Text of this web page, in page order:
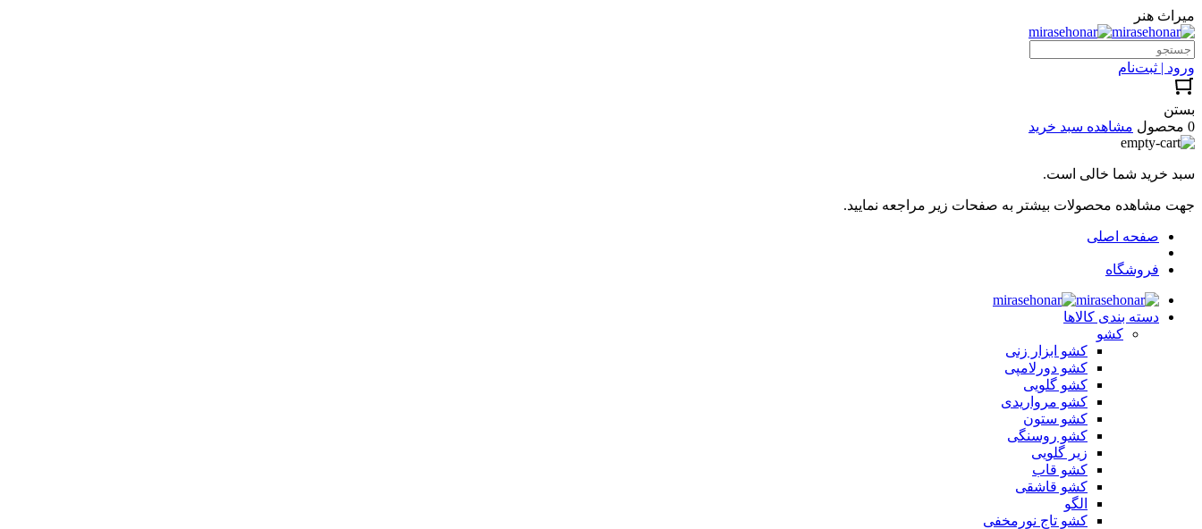
میراث هنر
ورود | ثبت‌نام
بستن
0 محصول
مشاهده سبد خرید
سبد خرید شما خالی است.
جهت مشاهده محصولات بیشتر به صفحات زیر مراجعه نمایید.
صفحه اصلی
فروشگاه
دسته بندی کالاها
کشو
کشو ابزار زنی
کشو دورلامپی
کشو گلویی
کشو مرواریدی
کشو ستون
کشو روسنگی
زیر گلویی
کشو قاب
کشو قاشقی
الگو
کشو تاج نورمخفی